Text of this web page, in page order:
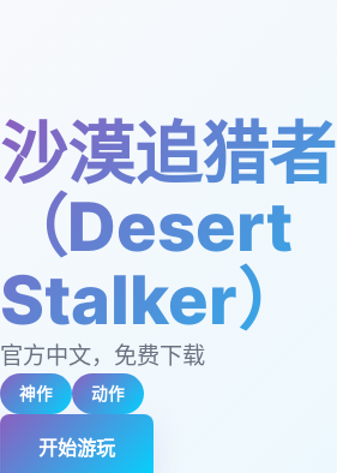
沙漠追猎者
（Desert
Stalker）
官方中文，免费下载
神作 动作
开始游玩